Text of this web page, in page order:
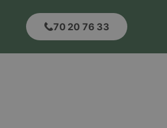
70 20 76 33